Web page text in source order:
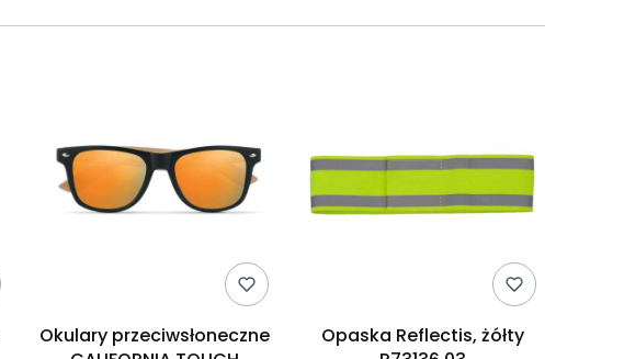
Okulary przeciwsłoneczne
Opaska Reflectis, żółty